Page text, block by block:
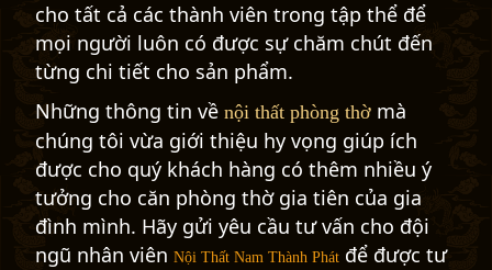
cho tất cả các thành viên trong tập thể để
mọi người luôn có được sự chăm chút đến
từng chi tiết cho sản phẩm.
Những thông tin về nội thất phòng thờ mà
chúng tôi vừa giới thiệu hy vọng giúp ích
được cho quý khách hàng có thêm nhiều ý
tưởng cho căn phòng thờ gia tiên của gia
đình mình. Hãy gửi yêu cầu tư vấn cho đội
ngũ nhân viên Nội Thất Nam Thành Phát để được tư